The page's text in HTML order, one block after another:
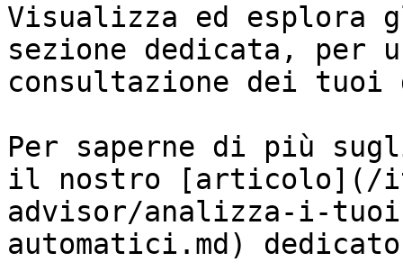
Visualizza ed esplora
sezione dedicata, per
consultazione dei
Per saperne di più
il nostro [articolo](/
advisor/analizza-i-
automatici.md)